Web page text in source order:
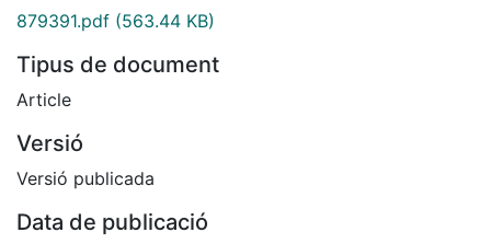
879391.pdf (563.44 KB)
Tipus de document
Article
Versió
Versió publicada
Data de publicació